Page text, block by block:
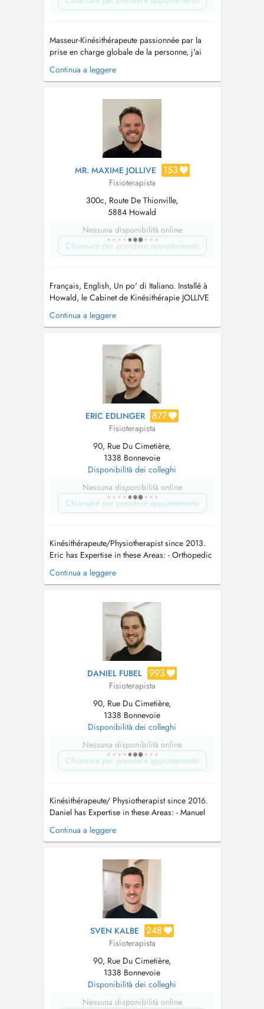
Masseur-Kinésithérapeute passionnée par la
prise en charge globale de la personne, j'ai
d'abord exploré les approches
complémentaires à travers une formation en
Kinésithérapie. Aujourd'hui, je me spécialise
dans la santé de la femme, notamment: -en
Continua a leggere
MR. MAXIME JOLLIVE 153
Fisioterapista
300c, Route De Thionville,
5884 Howald
Nessuna disponibilità online
Chiamare per prendere appuntamento
Français, English, Un po' di Italiano. Installé à
Howald, le Cabinet de Kinésithérapie JOLLIVE
Maxime vous reçoit dans un cabinet
entièrement rénové, anciennement cabinet Eric
prête à vous recevoir pour vous aider. Prise en
charge : - Onde de ...
Continua a leggere
ERIC EDLINGER 877
Fisioterapista
90, Rue Du Cimetière,
1338 Bonnevoie
Disponibilità dei colleghi
Nessuna disponibilità online
Chiamare per prendere appuntamento
Kinésithérapeute/Physiotherapist since 2013.
Eric has Expertise in these Areas: - Orthopedic
Physiotherapy - Pre- & Post Operative
Physiotherapy - Functional Training Therapy -
Lymphatic Drainage - Kinesiology Taping Work
Experience: 202...
Continua a leggere
DANIEL FUBEL 993
Fisioterapista
90, Rue Du Cimetière,
1338 Bonnevoie
Disponibilità dei colleghi
Nessuna disponibilità online
Chiamare per prendere appuntamento
Kinésithérapeute/ Physiotherapist since 2016.
Daniel has Expertise in these Areas: - Manuel
Therapy (Inomt) - Sportsphysiotherapy and
Taping - Pre- & Post Operative Physiotherapy -
Physiotherapy - Functional Training Therapy
Work Experience: 2022 - P...
Continua a leggere
SVEN KALBE 248
Fisioterapista
90, Rue Du Cimetière,
1338 Bonnevoie
Disponibilità dei colleghi
Nessuna disponibilità online